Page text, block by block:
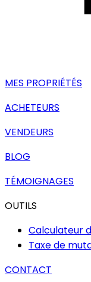
MES PROPRIÉTÉS
ACHETEURS
VENDEURS
BLOG
TÉMOIGNAGES
OUTILS
Calculateur
Taxe de
CONTACT